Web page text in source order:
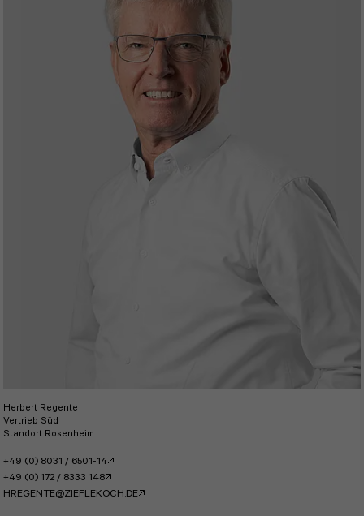
Herbert Regente
Vertrieb Süd
Standort Rosenheim
+49 (0) 8031 / 6501-14
+49 (0) 172 / 8333 148
HREGENTE@ZIEFLEKOCH.DE